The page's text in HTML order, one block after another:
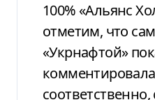
100% «Альянс
отметим, что
«Укрнафтой»